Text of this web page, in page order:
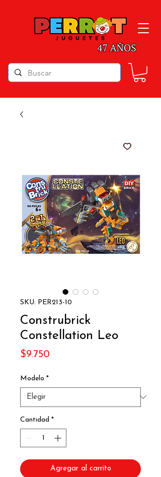
SKU: PER213-10
Construbrick
Constellation Leo
$9.750
Modelo *
Cantidad *
Agregar al carrito